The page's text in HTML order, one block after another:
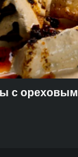
с ореховым